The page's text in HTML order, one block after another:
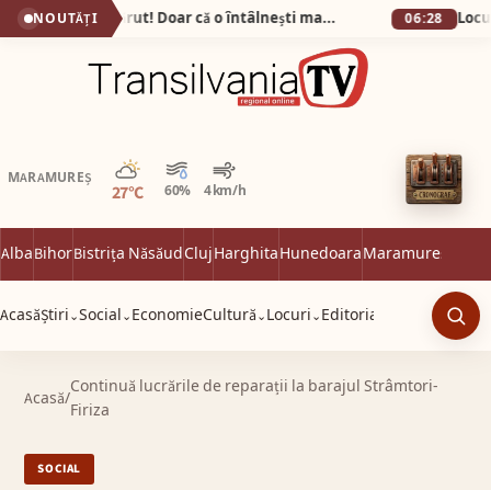
NOUTĂȚI Bunătatea n-a dispărut! Doar că o întâlnești mai rar… 06:28
MARAMUREȘ
27°C 60% 4 km/h
Parțial noros
AlbaBihorBistrița NăsăudClujHarghitaHunedoaraMaramureș
AcasăȘtiri ⌄Social ⌄ EconomieCultură ⌄ Locuri ⌄ Editorial
Acasă/
Continuă lucrările de reparații la barajul Strâmtori-
Firiza
SOCIAL